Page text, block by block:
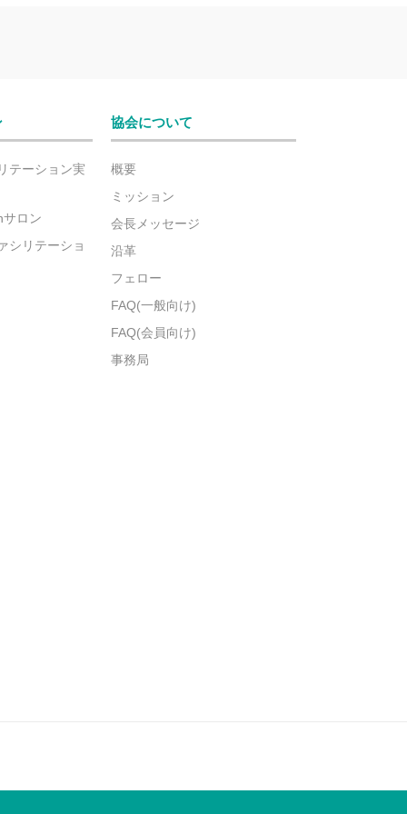
テーション実
ロン
シリテーショ
協会について
概要
ミッション
会長メッセージ
沿革
フェロー
FAQ(一般向け)
FAQ(会員向け)
事務局